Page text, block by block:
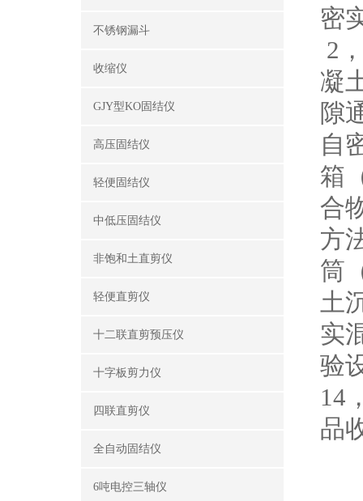
不锈钢漏斗
收缩仪
GJY型KO固结仪
高压固结仪
轻便固结仪
中低压固结仪
非饱和土直剪仪
轻便直剪仪
十二联直剪预压仪
十字板剪力仪
四联直剪仪
全自动固结仪
6吨电控三轴仪
密
2
凝
隙
自
箱
合
方
筒
土
实
验
14
品